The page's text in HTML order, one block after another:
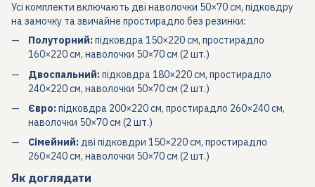
Усі комплекти включають дві наволочки 50×70 см, підковдру
на замочку та звичайне простирадло без резинки:
Полуторний:підковдра 150×220 см, простирадло
160×220 см, наволочки 50×70 см (2 шт.)
Двоспальний:підковдра 180×220 см, простирадло
240×220 см, наволочки 50×70 см (2 шт.)
Євро:підковдра 200×220 см, простирадло 260×240 см,
наволочки 50×70 см (2 шт.)
Сімейний:дві підковдри 150×220 см, простирадло
260×240 см, наволочки 50×70 см (2 шт.)
Як доглядати